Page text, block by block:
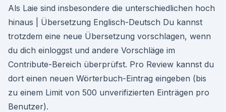
Als Laie sind insbesondere die unterschiedlichen hoch
hinaus | Übersetzung Englisch-Deutsch Du kannst
trotzdem eine neue Übersetzung vorschlagen, wenn
du dich einloggst und andere Vorschläge im
Contribute-Bereich überprüfst. Pro Review kannst du
dort einen neuen Wörterbuch-Eintrag eingeben (bis
zu einem Limit von 500 unverifizierten Einträgen pro
Benutzer).